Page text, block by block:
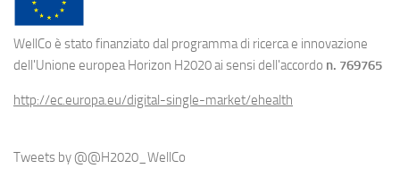
WellCo è stato finanziato dal programma di ricerca e innovazione
dell'Unione europea Horizon H2020 ai sensi dell'accordo n. 769765
http://ec.europa.eu/digital-single-market/ehealth
Tweets by @@H2020_WellCo